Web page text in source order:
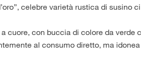
celebre varietà rustica di susino
cuore, con buccia di colore da verde
al consumo diretto, ma